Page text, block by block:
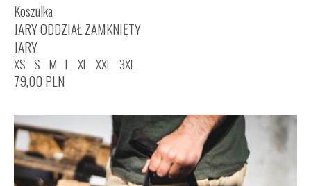
Koszulka
JARY ODDZIAŁ ZAMKNIĘTY
JARY
XS S M L XL XXL 3XL
79,00 PLN